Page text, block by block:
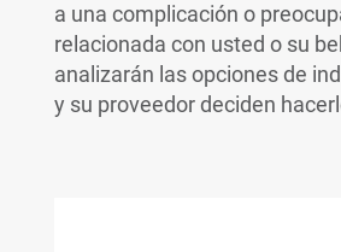
a una complicación o
relacionada con usted o su
analizarán las opciones de
y su proveedor deciden